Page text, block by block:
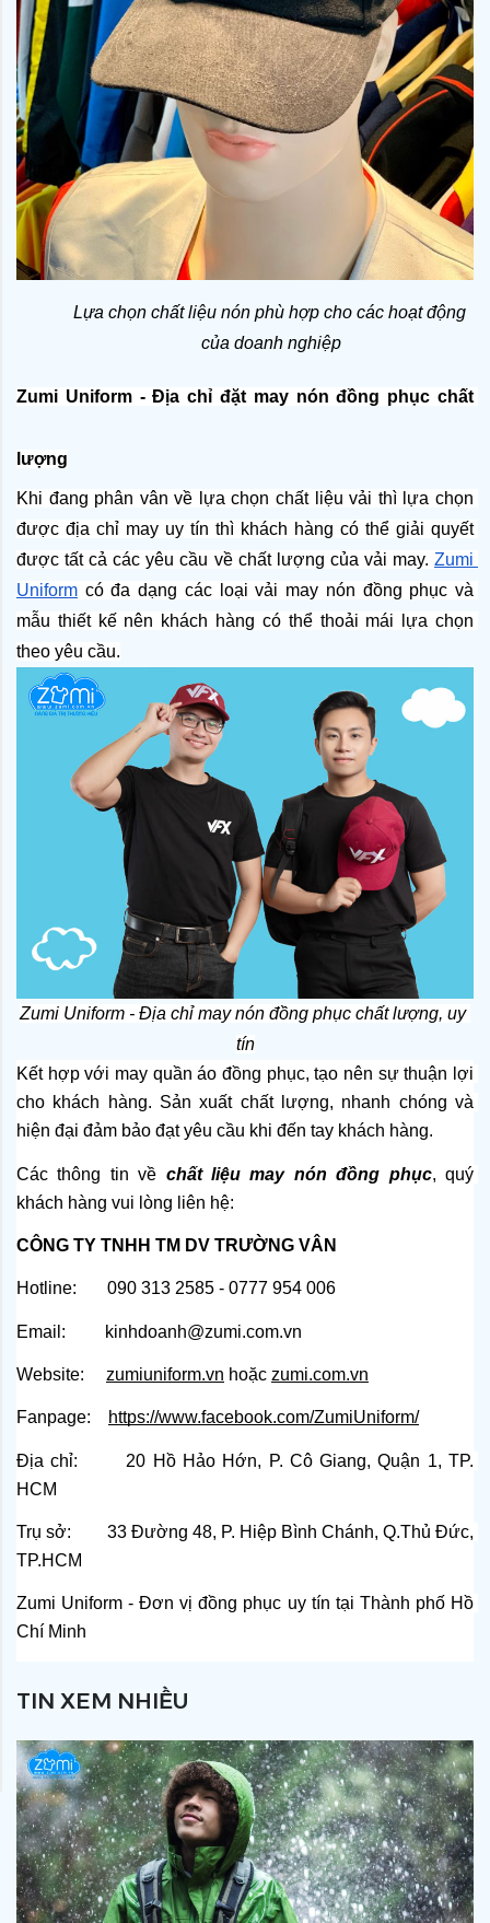
TIN XEM NHIỀU
Lựa chọn chất liệu nón phù hợp cho các hoạt động
của doanh nghiệp
Zumi Uniform - Địa chỉ đặt may nón đồng phục chất
lượng
Khi đang phân vân về lựa chọn chất liệu vải thì lựa chọn
được địa chỉ may uy tín thì khách hàng có thể giải quyết
được tất cả các yêu cầu về chất lượng của vải may. Zumi
Uniform có đa dạng các loại vải may nón đồng phục và
mẫu thiết kế nên khách hàng có thể thoải mái lựa chọn
theo yêu cầu.
Zumi Uniform - Địa chỉ may nón đồng phục chất lượng, uy
tín
Kết hợp với may quần áo đồng phục, tạo nên sự thuận lợi
cho khách hàng. Sản xuất chất lượng, nhanh chóng và
hiện đại đảm bảo đạt yêu cầu khi đến tay khách hàng.
Các thông tin về chất liệu may nón đồng phục, quý
khách hàng vui lòng liên hệ:
CÔNG TY TNHH TM DV TRƯỜNG VÂN
Hotline:       090 313 2585 - 0777 954 006
Email:         kinhdoanh@zumi.com.vn
Website: zumiuniform.vn hoặc zumi.com.vn
Fanpage: https://www.facebook.com/ZumiUniform/
Địa chỉ:       20 Hồ Hảo Hớn, P. Cô Giang, Quận 1, TP.
HCM
Trụ sở:        33 Đường 48, P. Hiệp Bình Chánh, Q.Thủ Đức,
TP.HCM
Zumi Uniform - Đơn vị đồng phục uy tín tại Thành phố Hồ
Chí Minh